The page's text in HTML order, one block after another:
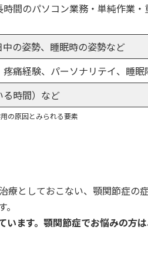
間のパソコン業務・単純作業
の姿勢、睡眠時の姿勢など
痛経験、パーソナリテイ、睡眠
時間）など
の原因とみられる要素
としておこない、顎関節症の
ます。顎関節症でお悩みの方は